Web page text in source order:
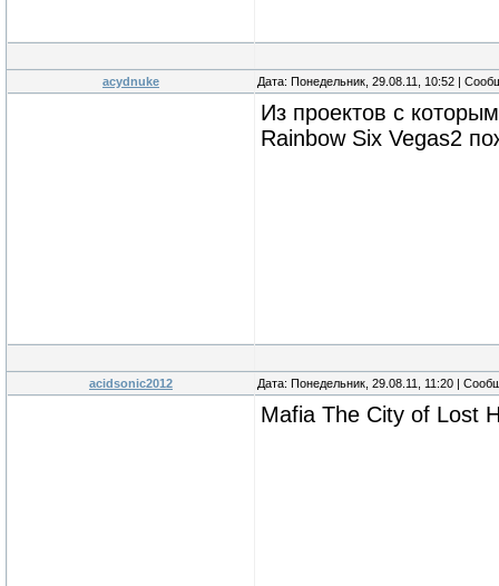
acydnuke Дата: Понедельник, 29.08.11, 10:52 |
Из проектов с
Rainbow Six Vegas2
acidsonic2012 Дата: Понедельник, 29.08.11, 11:20 |
Mafia The City of Lost